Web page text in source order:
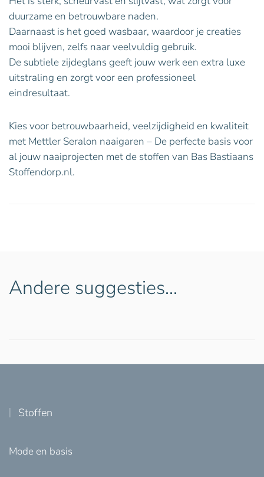
duurzame en betrouwbare naden.
Daarnaast is het goed wasbaar, waardoor je creaties
mooi blijven, zelfs naar veelvuldig gebruik.
De subtiele zijdeglans geeft jouw werk een extra luxe
uitstraling en zorgt voor een professioneel
eindresultaat.
Kies voor betrouwbaarheid, veelzijdigheid en kwaliteit
met Mettler Seralon naaigaren – De perfecte basis voor
al jouw naaiprojecten met de stoffen van Bas Bastiaans
Stoffendorp.nl.
Andere suggesties…
Stoffen
Mode en basis